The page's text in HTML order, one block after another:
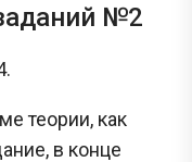
№2
теории, как
в конце